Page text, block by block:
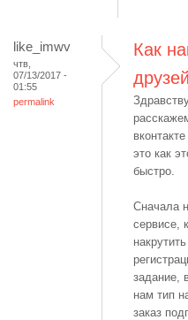
like_imwv
чтв,
07/13/2017 -
01:55
permalink
Как
это как
быстро.
Сначала
сервисе,
задание,
нам тип
заказ